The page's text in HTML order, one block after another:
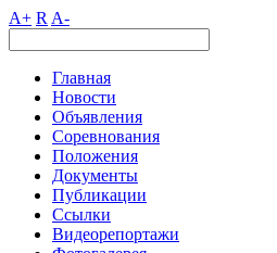
A+ R A-
Главная
Новости
Объявления
Соревнования
Положения
Документы
Публикации
Ссылки
Видеорепортажи